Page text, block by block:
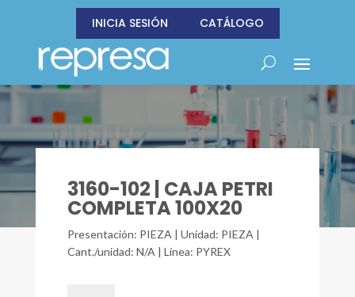
INICIA SESIÓN CATÁLOGO
3160-102 | CAJA PETRI
COMPLETA 100X20
Presentación: PIEZA | Unidad: PIEZA |
Cant./unidad: N/A | Línea: PYREX